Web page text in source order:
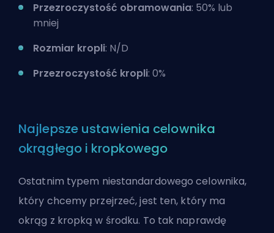
Przezroczystość obramowania: 50% lub
mniej
Rozmiar kropli: N/D
Przezroczystość kropli: 0%
Najlepsze ustawienia celownika
okrągłego i kropkowego
Ostatnim typem niestandardowego celownika,
który chcemy przejrzeć, jest ten, który ma
okrąg z kropką w środku. To tak naprawdę